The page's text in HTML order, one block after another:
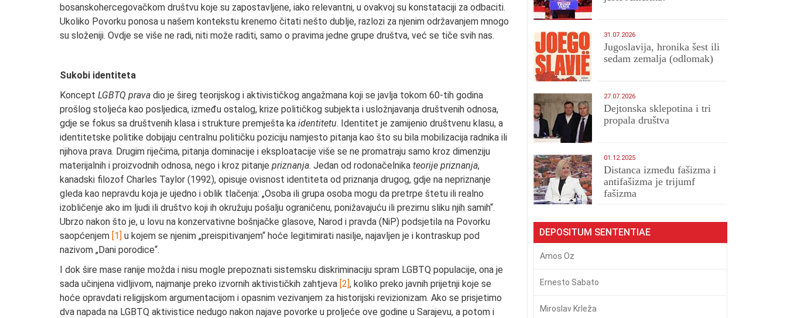
bosanskohercegovačkom društvu koje su zapostavljene, iako relevantni, u ovakvoj su konstataciji za odbaciti.
Ukoliko Povorku ponosa u našem kontekstu krenemo čitati nešto dublje, razlozi za njenim održavanjem mnogo
su složeniji. Ovdje se više ne radi, niti može raditi, samo o pravima jedne grupe društva, već se tiče svih nas.
Sukobi identiteta
Koncept LGBTQ prava dio je šireg teorijskog i aktivističkog angažmana koji se javlja tokom 60-tih godina
prošlog stoljeća kao posljedica, između ostalog, krize političkog subjekta i usložnjavanja društvenih odnosa,
gdje se fokus sa društvenih klasa i strukture premješta ka identitetu. Identitet je zamijenio društvenu klasu, a
identitetske politike dobijaju centralnu političku poziciju namjesto pitanja kao što su bila mobilizacija radnika ili
njihova prava. Drugim riječima, pitanja dominacije i eksploatacije više se ne promatraju samo kroz dimenziju
materijalnih i proizvodnih odnosa, nego i kroz pitanje priznanja. Jedan od rodonačelnika teorije priznanja,
kanadski filozof Charles Taylor (1992), opisuje ovisnost identiteta od priznanja drugog, gdje na nepriznanje
gleda kao nepravdu koja je ujedno i oblik tlačenja: „Osoba ili grupa osoba mogu da pretrpe štetu ili realno
izobličenje ako im ljudi ili društvo koji ih okružuju pošalju ograničenu, ponižavajuću ili prezirnu sliku njih samih“.
Ubrzo nakon što je, u lovu na konzervativne bošnjačke glasove, Narod i pravda (NiP) podsjetila na Povorku
saopćenjem [1] u kojem se njenim „preispitivanjem“ hoće legitimirati nasilje, najavljen je i kontraskup pod
nazivom „Dani porodice“.
I dok šire mase ranije možda i nisu mogle prepoznati sistemsku diskriminaciju spram LGBTQ populacije, ona je
sada učinjena vidljivom, najmanje preko izvornih aktivističkih zahtjeva [2], koliko preko javnih prijetnji koje se
hoće opravdati religijskom argumentacijom i opasnim vezivanjem za historijski revizionizam. Ako se prisjetimo
dva napada na LGBTQ aktivistice nedugo nakon najave povorke u proljeće ove godine u Sarajevu, a potom i
31.07.2026
Jugoslavija, hronika šest ili
sedam zemalja (odlomak)
27.07.2026
Dejtonska sklepotina i tri
propala društva
01.12.2025
Distanca između fašizma i
antifašizma je trijumf
fašizma
DEPOSITUM SENTENTIAE
Amos Oz
Ernesto Sabato
Miroslav Krleža